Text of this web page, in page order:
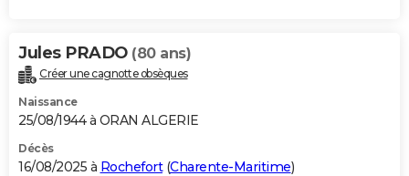
Jules PRADO (80 ans)
Créer une cagnotte obsèques
Naissance
25/08/1944 à ORAN ALGERIE
Décès
16/08/2025 à Rochefort(Charente-Maritime)